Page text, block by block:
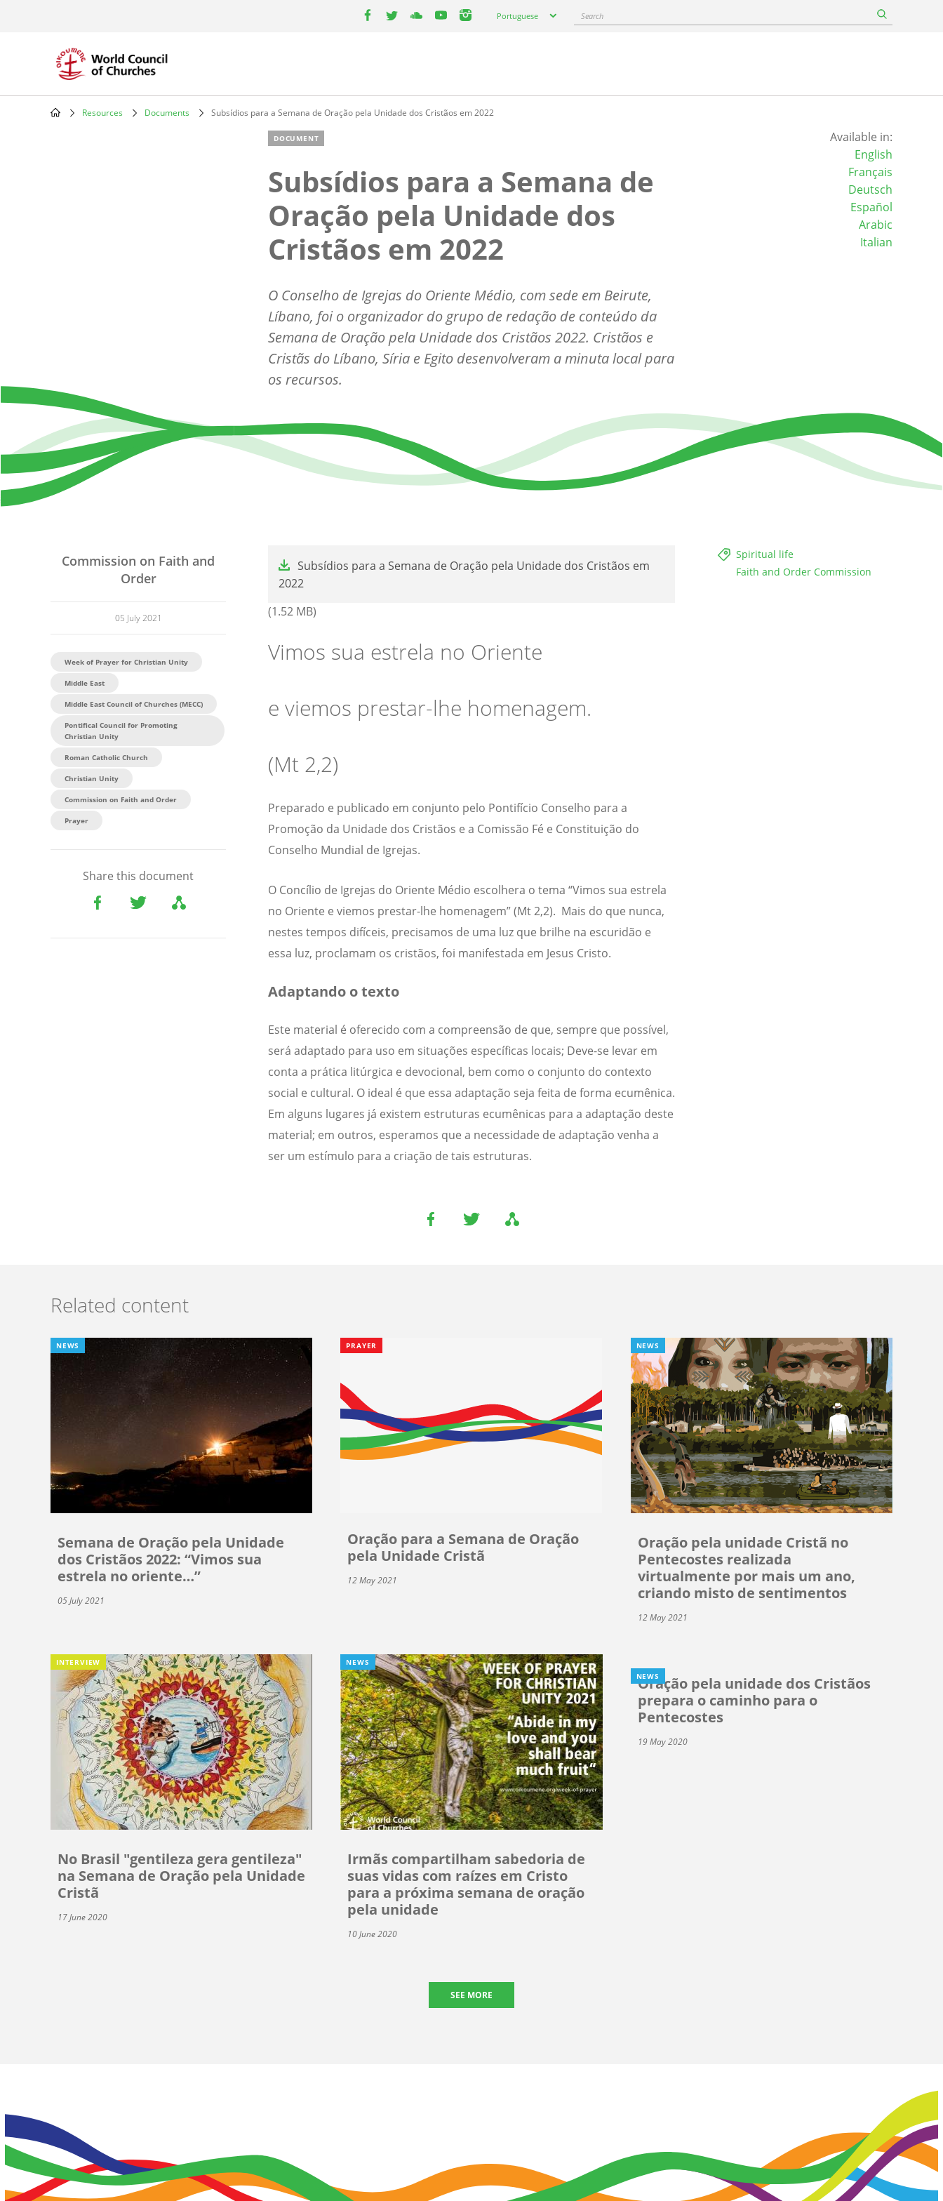
your
Portuguese Search
Resources Documents Subsídios para a Semana de Oração pela Unidade dos Cristãos em 2022
DOCUMENT
Subsídios para a Semana de
Oração pela Unidade dos
Cristãos em 2022
O Conselho de Igrejas do Oriente Médio, com sede em Beirute,
Líbano, foi o organizador do grupo de redação de conteúdo da
Semana de Oração pela Unidade dos Cristãos 2022. Cristãos e
Cristãs do Líbano, Síria e Egito desenvolveram a minuta local para
os recursos.
Available in:
English
Français
Deutsch
Español
Arabic
Italian
Commission on Faith and
Order
05 July 2021
Week of Prayer for Christian Unity
Middle East
Middle East Council of Churches (MECC)
Pontifical Council for Promoting
Christian Unity
Roman Catholic Church
Christian Unity
Commission on Faith and Order
Prayer
Share this document
Spiritual life
Faith and Order Commission
Subsídios para a Semana de Oração pela Unidade dos Cristãos em
2022
(1.52 MB)
Vimos sua estrela no Oriente
e viemos prestar-lhe homenagem.
(Mt 2,2)
Preparado e publicado em conjunto pelo Pontifício Conselho para a
Promoção da Unidade dos Cristãos e a Comissão Fé e Constituição do
Conselho Mundial de Igrejas.
O Concílio de Igrejas do Oriente Médio escolhera o tema “Vimos sua estrela
no Oriente e viemos prestar-lhe homenagem” (Mt 2,2). Mais do que nunca,
nestes tempos difíceis, precisamos de uma luz que brilhe na escuridão e
essa luz, proclamam os cristãos, foi manifestada em Jesus Cristo.
Adaptando o texto
Este material é oferecido com a compreensão de que, sempre que possível,
será adaptado para uso em situações específicas locais; Deve-se levar em
conta a prática litúrgica e devocional, bem como o conjunto do contexto
social e cultural. O ideal é que essa adaptação seja feita de forma ecumênica.
Em alguns lugares já existem estruturas ecumênicas para a adaptação deste
material; em outros, esperamos que a necessidade de adaptação venha a
ser um estímulo para a criação de tais estruturas.
Related content
NEWS
Semana de Oração pela Unidade
dos Cristãos 2022: “Vimos sua
estrela no oriente…”
05 July 2021
PRAYER
Oração para a Semana de Oração
pela Unidade Cristã
12 May 2021
NEWS
Oração pela unidade Cristã no
Pentecostes realizada
virtualmente por mais um ano,
criando misto de sentimentos
12 May 2021
INTERVIEW
No Brasil "gentileza gera gentileza"
na Semana de Oração pela Unidade
Cristã
17 June 2020
NEWS
Irmãs compartilham sabedoria de
suas vidas com raízes em Cristo
para a próxima semana de oração
pela unidade
10 June 2020
NEWS
Oração pela unidade dos Cristãos
prepara o caminho para o
Pentecostes
19 May 2020
SEE MORE